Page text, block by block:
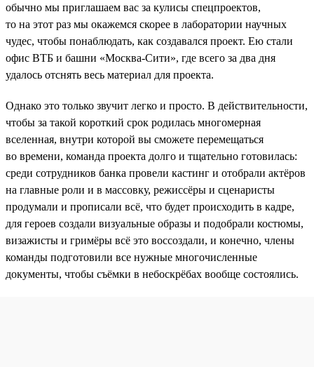
обычно мы приглашаем вас за кулисы спецпроектов,
то на этот раз мы окажемся скорее в лаборатории научных
чудес, чтобы понаблюдать, как создавался проект. Ею стали
офис ВТБ и башни «Москва-Сити», где всего за два дня
удалось отснять весь материал для проекта.
Однако это только звучит легко и просто. В действительности,
чтобы за такой короткий срок родилась многомерная
вселенная, внутри которой вы сможете перемещаться
во времени, команда проекта долго и тщательно готовилась:
среди сотрудников банка провели кастинг и отобрали актёров
на главные роли и в массовку, режиссёры и сценаристы
продумали и прописали всё, что будет происходить в кадре,
для героев создали визуальные образы и подобрали костюмы,
визажисты и гримёры всё это воссоздали, и конечно, члены
команды подготовили все нужные многочисленные
документы, чтобы съёмки в небоскрёбах вообще состоялись.